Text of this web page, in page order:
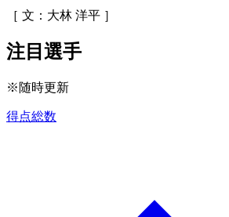
［ 文：大林 洋平 ］
注目選手
※随時更新
得点総数